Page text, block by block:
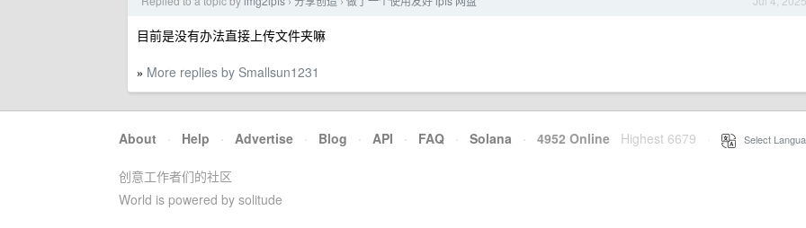
目前是没有办法直接上传文件夹嘛
» More replies by Smallsun1231
About · Help · Advertise · Blog · API · FAQ · Solana · 4952 Online Highest 6679 Select
创意工作者们的社区
World is powered by solitude